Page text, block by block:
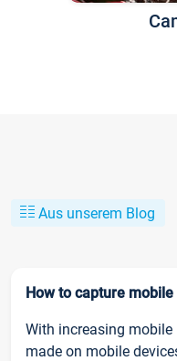
Aus unserem Blog
How to capture
With increasing mobile
made on mobile